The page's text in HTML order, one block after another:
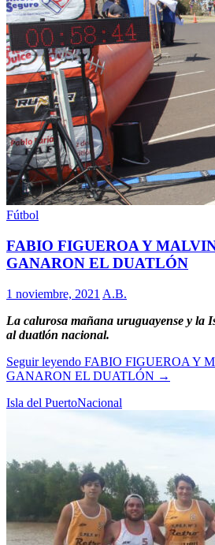
Fútbol
FABIO FIGUEROA Y
GANARON EL DUATLÓN
1 noviembre, 2021 A.B.
La calurosa mañana uruguayense y la
al duatlón nacional.
Seguir leyendo FABIO FIGUEROA Y
GANARON EL DUATLÓN →
Isla del PuertoNacional